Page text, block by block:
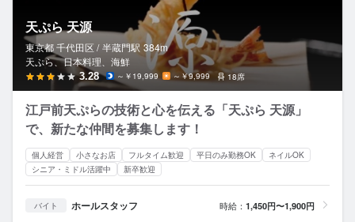
天ぷら 天源
東京都 千代田区 / 半蔵門駅 384m
天ぷら、日本料理、海鮮
3.28 ～￥19,999 ～￥9,999 18席
江戸前天ぷらの技術と心を伝える「天ぷら 天源」
で、新たな仲間を募集します！
個人経営 小さなお店 フルタイム歓迎 平日のみ勤務OK
ネイルOK
シニア・ミドル活躍中
新卒歓迎
バイト ホールスタッフ 時給： 1,450円〜1,900円